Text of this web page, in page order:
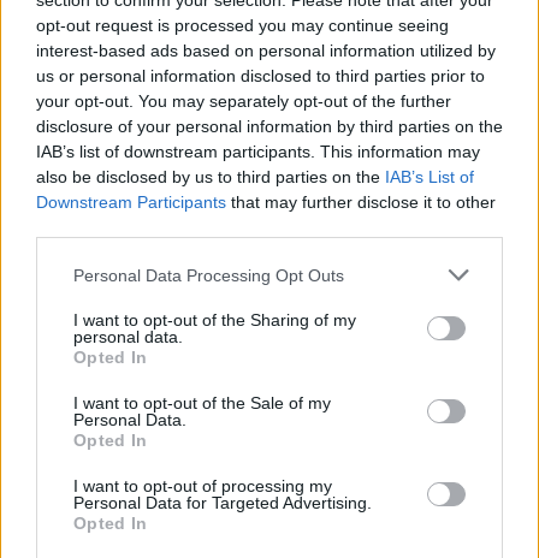
opt-out request is processed you may continue seeing
interest-based ads based on personal information utilized by
us or personal information disclosed to third parties prior to
your opt-out. You may separately opt-out of the further
disclosure of your personal information by third parties on the
IAB’s list of downstream participants. This information may
also be disclosed by us to third parties on the IAB’s List of
Downstream Participants that may further disclose it to other
Personal Data Processing Opt Outs
I want to opt-out of the Sharing of my
personal data.
Opted In
I want to opt-out of the Sale of my
Personal Data.
Opted In
I want to opt-out of processing my
Personal Data for Targeted Advertising.
Opted In
commento esprime il pensiero dell'autore e non rappresenta la linea editoriale
di VareseNews.it, che rimane autonoma e indipendente. I messaggi inclusi nei
commenti non sono testi giornalistici, ma post inviati dai singoli lettori che
possono essere automaticamente pubblicati senza filtro preventivo. I commenti
che includano uno o più link a siti esterni verranno rimossi in automatico dal
sistema.
DALLA HOME